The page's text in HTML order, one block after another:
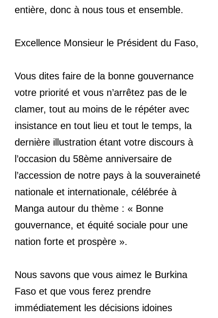
entière, donc à nous tous et ensemble.
Excellence Monsieur le Président du Faso,
Vous dites faire de la bonne gouvernance
votre priorité et vous n’arrêtez pas de le
clamer, tout au moins de le répéter avec
insistance en tout lieu et tout le temps, la
dernière illustration étant votre discours à
l’occasion du 58ème anniversaire de
l’accession de notre pays à la souveraineté
nationale et internationale, célébrée à
Manga autour du thème : « Bonne
gouvernance, et équité sociale pour une
nation forte et prospère ».
Nous savons que vous aimez le Burkina
Faso et que vous ferez prendre
immédiatement les décisions idoines